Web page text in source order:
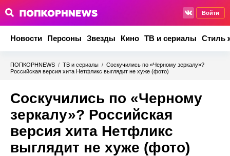
Войти
Новости Персоны Звезды Кино ТВ и сериалы Стиль
ПОПКОРНNEWS / ТВ и сериалы / Соскучились по «Черному зеркалу»?
Российская версия хита Нетфликс выглядит не хуже (фото)
Соскучились по «Черному
зеркалу»? Российская
версия хита Нетфликс
выглядит не хуже (фото)